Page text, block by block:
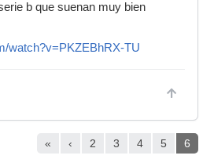
b que suenan muy bien
watch?v=PKZEBhRX-TU
« ‹ 2 3 4 5 6